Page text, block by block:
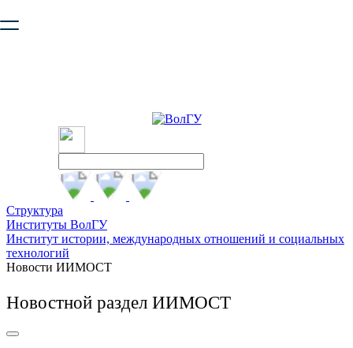
безопасную работу с сайтом. Пожалуйста
Структура
Институты ВолГУ
Институт истории, международных отношений и социальных
технологий
Новости ИИМОСТ
Новостной раздел ИИМОСТ